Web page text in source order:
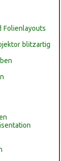
Folienlayouts
blitzartig